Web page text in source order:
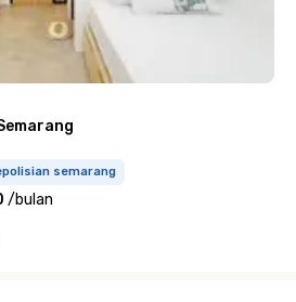
semarang
/bulan